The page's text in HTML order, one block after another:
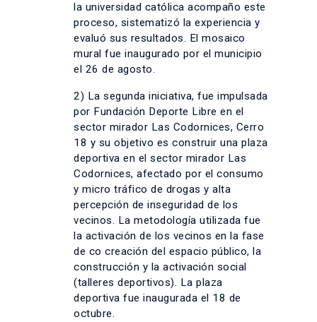
la universidad católica acompaño este
proceso, sistematizó la experiencia y
evaluó sus resultados. El mosaico
mural fue inaugurado por el municipio
el 26 de agosto.
2) La segunda iniciativa, fue impulsada
por Fundación Deporte Libre en el
sector mirador Las Codornices, Cerro
18 y su objetivo es construir una plaza
deportiva en el sector mirador Las
Codornices, afectado por el consumo
y micro tráfico de drogas y alta
percepción de inseguridad de los
vecinos. La metodología utilizada fue
la activación de los vecinos en la fase
de co creación del espacio público, la
construcción y la activación social
(talleres deportivos). La plaza
deportiva fue inaugurada el 18 de
octubre.